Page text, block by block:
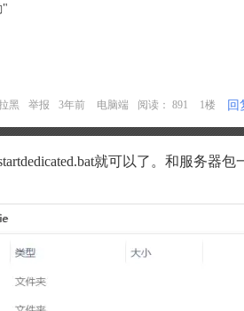
"
黑 举报 3年前 电脑端 阅读： 891 1楼 回
就可以了。和服务器包